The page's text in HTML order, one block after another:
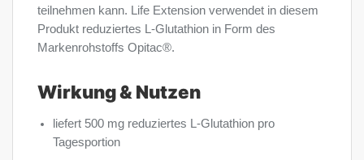
teilnehmen kann. Life Extension verwendet in diesem
Produkt reduziertes L-Glutathion in Form des
Markenrohstoffs Opitac®.
Wirkung & Nutzen
liefert 500 mg reduziertes L-Glutathion pro
Tagesportion